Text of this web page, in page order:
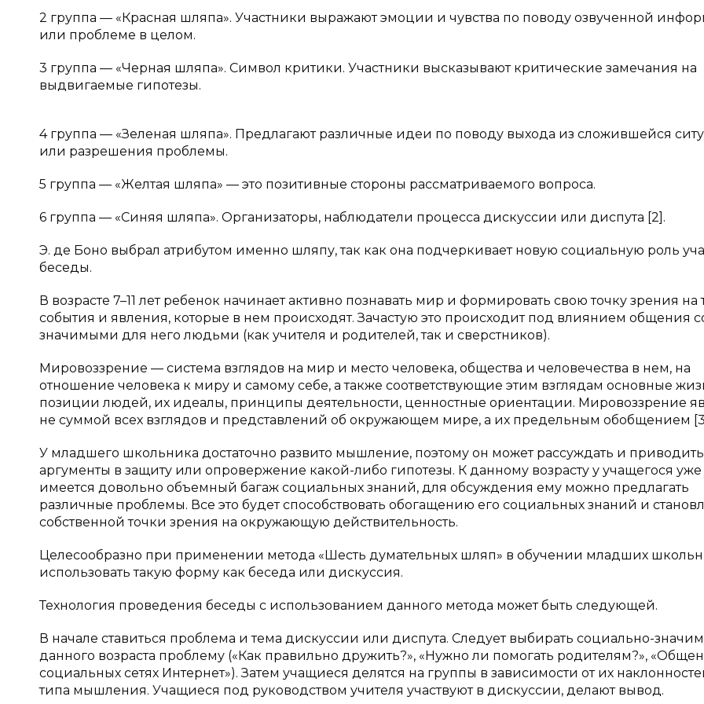
2 группа — «Красная шляпа». Участники выражают эмоции и чувства по поводу озвученной
или проблеме в целом.
3 группа — «Черная шляпа». Символ критики. Участники высказывают критические замечания на
выдвигаемые гипотезы.
4 группа — «Зеленая шляпа». Предлагают различные идеи по поводу выхода из сложившейся
или разрешения проблемы.
5 группа — «Желтая шляпа» — это позитивные стороны рассматриваемого вопроса.
6 группа — «Синяя шляпа». Организаторы, наблюдатели процесса дискуссии или диспута [2].
Э. де Боно выбрал атрибутом именно шляпу, так как она подчеркивает новую социальную роль
беседы.
В возрасте 7–11 лет ребенок начинает активно познавать мир и формировать свою точку зрения на
события и явления, которые в нем происходят. Зачастую это происходит под влиянием общения
значимыми для него людьми (как учителя и родителей, так и сверстников).
Мировоззрение — система взглядов на мир и место человека, общества и человечества в нем, на
отношение человека к миру и самому себе, а также соответствующие этим взглядам основные
позиции людей, их идеалы, принципы деятельности, ценностные ориентации. Мировоззрение
не суммой всех взглядов и представлений об окружающем мире, а их предельным обобщением
У младшего школьника достаточно развито мышление, поэтому он может рассуждать и приводить
аргументы в защиту или опровержение какой-либо гипотезы. К данному возрасту у учащегося уже
имеется довольно объемный багаж социальных знаний, для обсуждения ему можно предлагать
различные проблемы. Все это будет способствовать обогащению его социальных знаний и
собственной точки зрения на окружающую действительность.
Целесообразно при применении метода «Шесть думательных шляп» в обучении младших
использовать такую форму как беседа или дискуссия.
Технология проведения беседы с использованием данного метода может быть следующей.
В начале ставиться проблема и тема дискуссии или диспута. Следует выбирать социально-
данного возраста проблему («Как правильно дружить?», «Нужно ли помогать родителям?»,
социальных сетях Интернет»). Затем учащиеся делятся на группы в зависимости от их
типа мышления. Учащиеся под руководством учителя участвуют в дискуссии, делают вывод.